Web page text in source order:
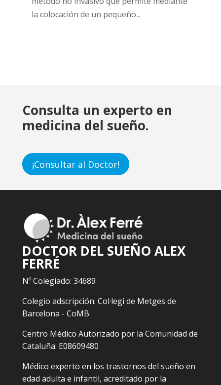
la colocación de un pequeño...
Consulta un experto en
medicina del sueño.
¡Consultar al Doctor!
DOCTOR DEL SUEÑO ALEX
FERRÉ
Nº Colegiado: 34689
Colegio adscripción: Col·legi de Metges de
Barcelona - CoMB
Centro Médico Autorizado por la Comunidad de
Cataluña: E08609480
Médico experto en los trastornos del sueño en
edad adulta e infantil, acreditado por la